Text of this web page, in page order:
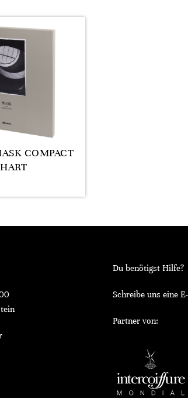
COMPACT
Du benötigst Hilfe?
Schreibe uns eine
Partner von: